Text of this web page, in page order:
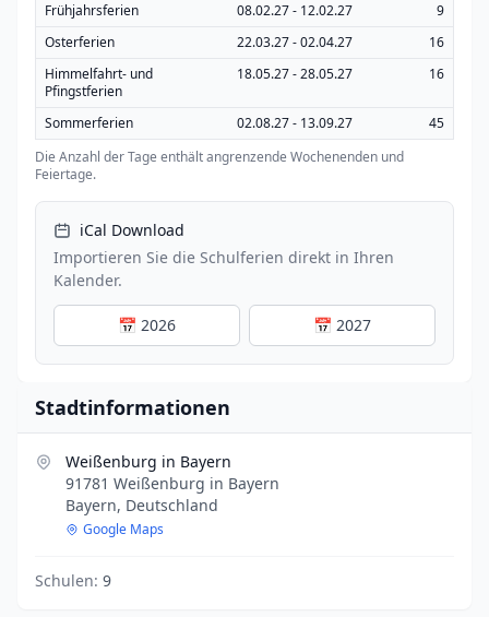
Frühjahrsferien
08.02.27 - 12.02.27
9
Osterferien
22.03.27 - 02.04.27
16
Himmelfahrt- und
Pfingstferien
18.05.27 - 28.05.27 16
Sommerferien 02.08.27 - 13.09.27
45
Die Anzahl der Tage enthält angrenzende Wochenenden und
Feiertage.
iCal Download
Importieren Sie die Schulferien direkt in Ihren
Kalender.
📅 2026 📅 2027
Stadtinformationen
Weißenburg in Bayern
91781 Weißenburg in Bayern
Bayern, Deutschland
Google Maps
Schulen: 9